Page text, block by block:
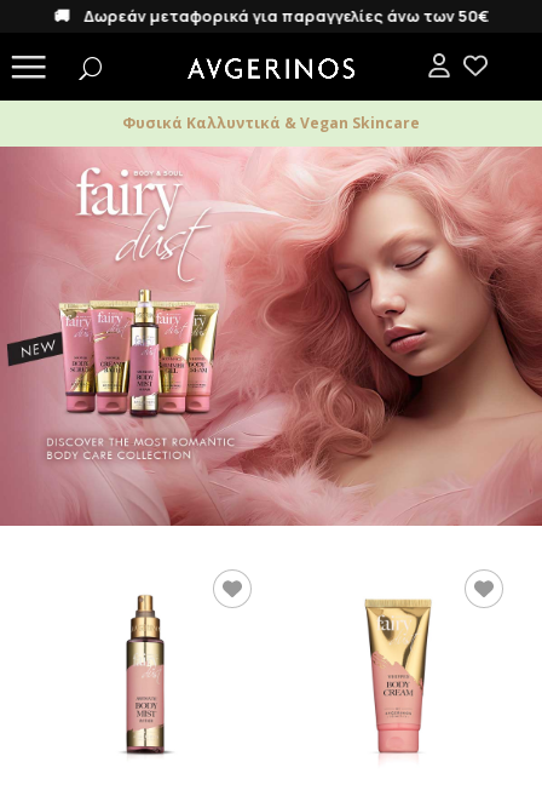
🚚 Δωρεάν μεταφορικά για παραγγελίες άνω των 50€
Φυσικά Καλλυντικά & Vegan Skincare